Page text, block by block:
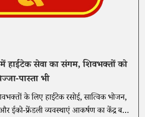
हाईटेक सेवा का संगम, शिवभक्तों को
पास्ता भी
के लिए हाईटेक रसोई, सात्विक भोजन,
ईको-फ्रेंडली व्यवस्थाएं आकर्षण का केंद्र बनी